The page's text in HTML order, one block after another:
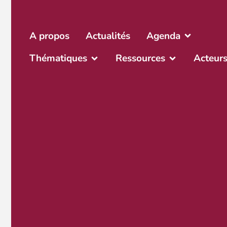
A propos Actualités
Agenda
Thématiques
Ressources Acteurs